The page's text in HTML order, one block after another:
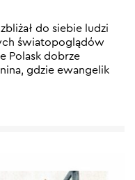
do siebie ludzi
światopoglądów
Polask dobrze
gdzie ewangelik